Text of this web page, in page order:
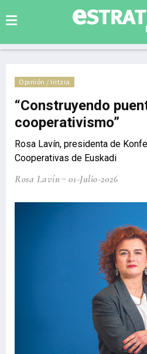
Opinión / Iritzia
“Construyendo
cooperativismo”
Rosa Lavín, presidenta de
Cooperativas de Euskadi
Rosa Lavín 01-Julio-2026